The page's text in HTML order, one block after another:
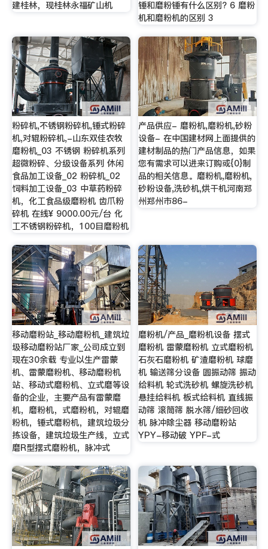
建桂林，现桂林永福矿山机
锤和磨粉锤有什么区别? 6 磨粉
机和磨粉机的区别 3
粉碎机,不锈钢粉碎机,锤式粉碎
机,对辊粉碎机,-山东双佳农牧
磨粉机_03 不锈钢 粉碎机系列
超微粉碎、分级设备系列 休闲
食品加工设备_02 粉碎机_02
饲料加工设备_03 中草药粉碎
机，化工食品级磨粉机 齿爪粉
碎机 在线¥ 9000.00元/台 化
工不锈钢粉碎机，100目磨粉机
产品供应- 磨粉机,磨粉机,砂粉
设备- 在中国建材网上面提供的
建材制品的热门产品信息，如果
您有需求可以进来订购或{0}制
品的相关信息。磨粉机,磨粉机,
砂粉设备,洗砂机,烘干机河南郑
州郑州市86-
移动磨粉站_移动磨粉机_建筑垃
圾移动磨粉站厂家_公司成立到
现在30余载 专业以生产雷蒙
机、雷蒙磨粉机、移动磨粉机
站、移动式磨粉机、立式磨等设
备的企业，主要产品有雷蒙磨
机，磨粉机，式磨粉机，对辊磨
粉机，锤式磨粉机，建筑垃圾分
拣设备，建筑垃圾生产线，立式
磨R型摆式磨粉机，脉冲式
磨粉机/产品_磨粉机设备 摆式
磨粉机 雷蒙磨粉机 立式磨粉机
石灰石磨粉机 矿渣磨粉机 球磨
机 输送筛分设备 圆振动筛 振动
给料机 轮式洗砂机 螺旋洗砂机
悬挂给料机 板式给料机 直线振
动筛 滚筒筛 脱水筛/细砂回收
机 脉冲除尘器 移动磨粉站
YPY-移动破 YPF-式